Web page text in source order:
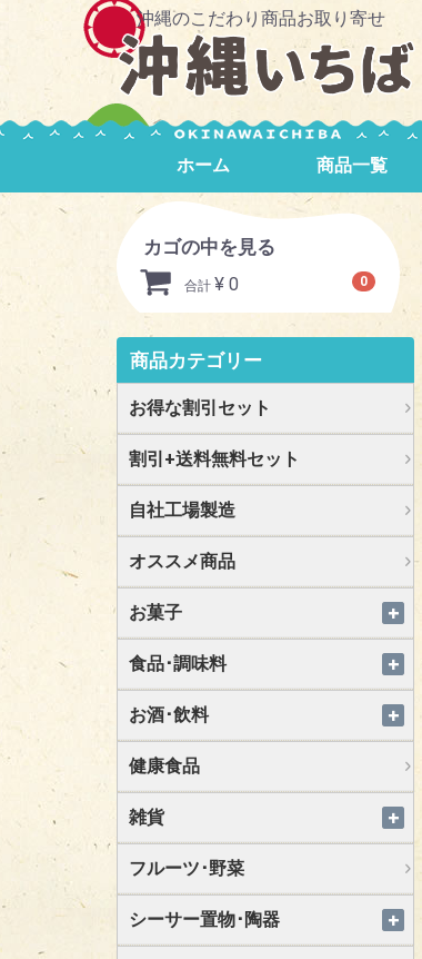
沖縄のこだわり商品お取り寄せ
ホーム 商品一覧
カゴの中を見る
0
合計 ¥ 0
商品カテゴリー
お得な割引セット
割引+送料無料セット
自社工場製造
オススメ商品
お菓子
食品･調味料
お酒･飲料
健康食品
雑貨
フルーツ･野菜
シーサー置物･陶器